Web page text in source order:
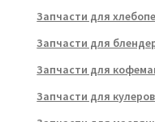
Запчасти для
Запчасти для
Запчасти для
Запчасти для кулеров